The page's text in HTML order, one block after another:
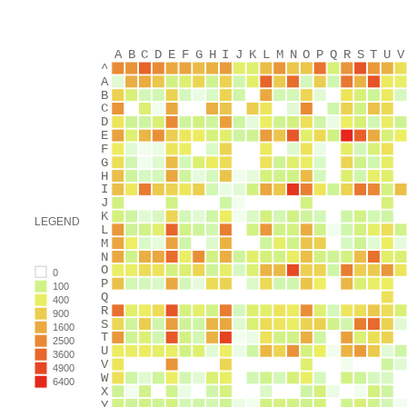
LEGEND
0
100
400
900
1600
2500
3600
4900
6400
A B C D E F G H I J K L M N O P Q R S T U V
^
A
B
C
D
E
F
G
H
I
J
K
L
M
N
O
P
Q
R
S
T
U
V
W
X